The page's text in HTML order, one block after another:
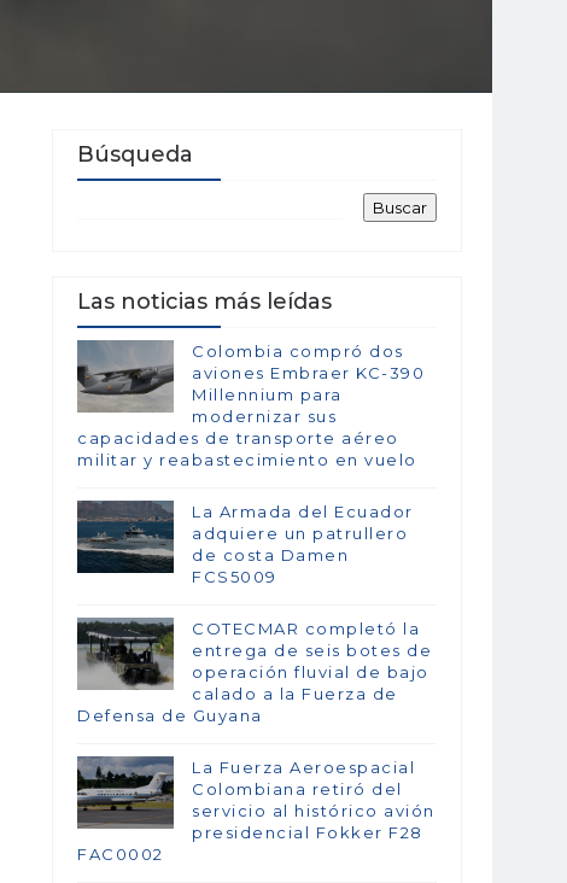
Búsqueda
Las noticias más leídas
Colombia compró dos
aviones Embraer KC-390
Millennium para
modernizar sus
capacidades de transporte aéreo
militar y reabastecimiento en vuelo
La Armada del Ecuador
adquiere un patrullero
de costa Damen
FCS5009
COTECMAR completó la
entrega de seis botes de
operación fluvial de bajo
calado a la Fuerza de
Defensa de Guyana
La Fuerza Aeroespacial
Colombiana retiró del
servicio al histórico avión
presidencial Fokker F28
FAC0002